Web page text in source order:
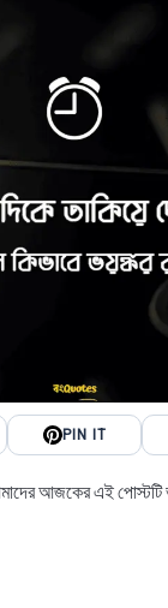
PIN IT
আজকের এই পোস্টটি